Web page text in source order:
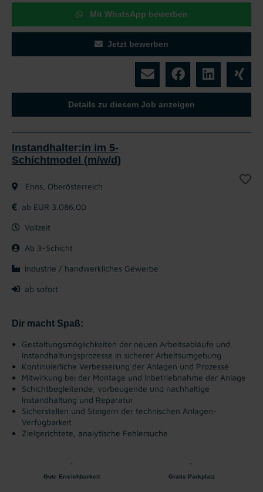
Mit WhatsApp bewerben
Jetzt bewerben
Details zu diesem Job anzeigen
Instandhalter:in im 5-
Schichtmodel (m/w/d)
Enns, Oberösterreich
ab EUR 3.086,00
Vollzeit
Ab 3-Schicht
Industrie / handwerkliches Gewerbe
ab sofort
Dir macht Spaß:
Gestaltungsmöglichkeiten der neuen Arbeitsabläufe und
Instandhaltungsprozesse in sicherer Arbeitsumgebung
Kontinuierliche Verbesserung der Anlagen und Prozesse
Mitwirkung bei der Montage und Inbetriebnahme der Anlage
Schichtbegleitende, vorbeugende und nachhaltige
Instandhaltung und Reparatur
Sicherstellen und Steigern der technischen Anlagen-
Verfügbarkeit
Zielgerichtete, analytische Fehlersuche
Gute Erreichbarkeit Gratis Parkplatz